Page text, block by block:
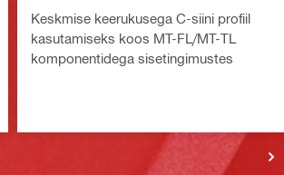
Keskmise keerukusega C-siini profiil
kasutamiseks koos MT-FL/MT-TL
komponentidega sisetingimustes